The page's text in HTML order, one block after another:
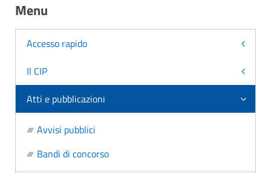
Menu
Accesso rapido
Il CIP
Atti e pubblicazioni
Avvisi pubblici
Bandi di concorso